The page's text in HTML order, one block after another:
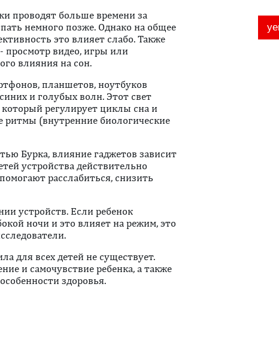
проводят больше времени за
немного позже. Однако на общее
это влияет слабо. Также
просмотр видео, игры или
влияния на сон.
планшетов, ноутбуков
и голубых волн. Этот свет
регулирует циклы сна и
ритмы (внутренние биологические
Бурка, влияние гаджетов зависит
устройства действительно
расслабиться, снизить
устройств. Если ребенок
ночи и это влияет на режим, это
для всех детей не существует.
и самочувствие ребенка, а также
здоровья.